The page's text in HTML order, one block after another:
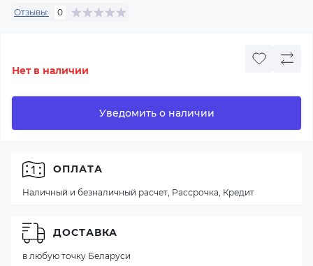
Отзывы: 0
Нет в наличии
Уведомить о наличии
ОПЛАТА
Наличный и безналичный расчет, Рассрочка, Кредит
ДОСТАВКА
в любую точку Беларуси